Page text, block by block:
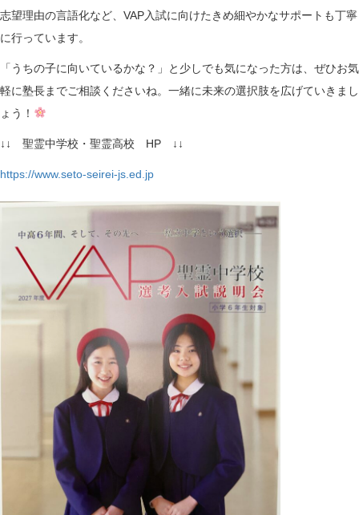
志望理由の言語化など、VAP入試に向けたきめ細やかなサポートも丁寧
に行っています。
「うちの子に向いているかな？」と少しでも気になった方は、ぜひお気
軽に塾長までご相談くださいね。一緒に未来の選択肢を広げていきまし
ょう！
↓↓ 聖霊中学校・聖霊高校 HP ↓↓
https://www.seto-seirei-js.ed.jp